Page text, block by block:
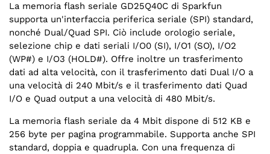
La memoria flash seriale GD25Q40C di Sparkfun
supporta un'interfaccia periferica seriale (SPI) standard,
nonché Dual/Quad SPI. Ciò include orologio seriale,
selezione chip e dati seriali I/O0 (SI), I/O1 (SO), I/O2
(WP#) e I/O3 (HOLD#). Offre inoltre un trasferimento
dati ad alta velocità, con il trasferimento dati Dual I/O a
una velocità di 240 Mbit/s e il trasferimento dati Quad
I/O e Quad output a una velocità di 480 Mbit/s.
La memoria flash seriale da 4 Mbit dispone di 512 KB e
256 byte per pagina programmabile. Supporta anche SPI
standard, doppia e quadrupla. Con una frequenza di